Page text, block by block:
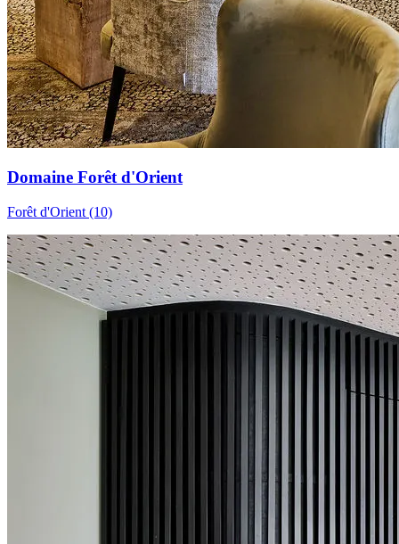
Domaine Forêt d'Orient
Forêt d'Orient (10)